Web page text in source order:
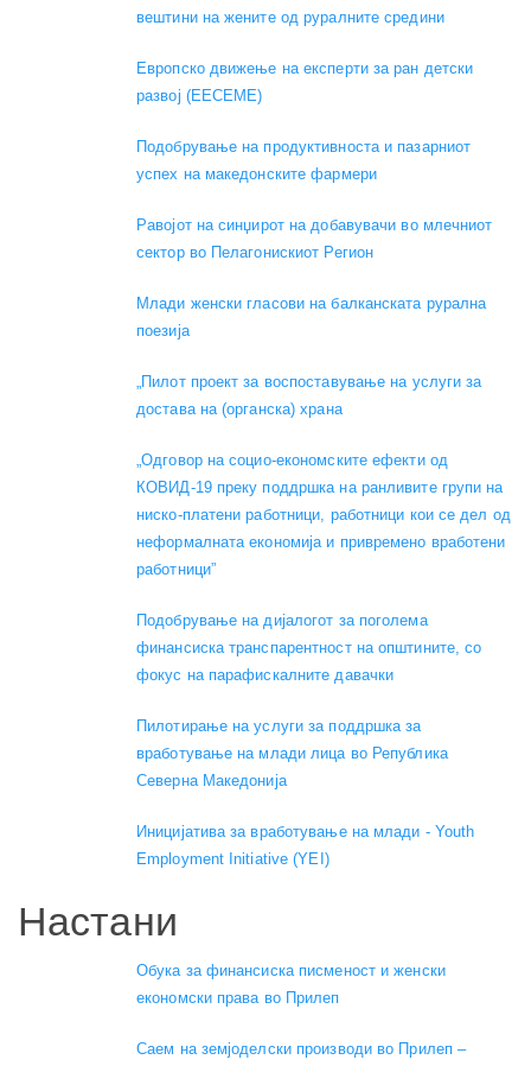
вештини на жените од руралните средини
Европско движење на експерти за ран детски
развој (EECEME)
Подобрување на продуктивноста и пазарниот
успех на македонските фармери
Равојот на синџирот на добавувачи во млечниот
сектор во Пелагонискиот Регион
Mлади женски гласови на балканската рурална
поезија
„Пилот проект за воспоставување на услуги за
достава на (органска) храна
„Одговор на социо-економските ефекти од
КОВИД-19 преку поддршка на ранливите групи на
ниско-платени работници, работници кои се дел од
неформалната економија и привремено вработени
работници”
Подобрување на дијалогот за поголема
финансиска транспарентност на општините, со
фокус на парафискалните давачки
Пилотирање на услуги за поддршка за
вработување на млади лица во Република
Северна Македонија
Иницијатива за вработување на млади - Youth
Employment Initiative (YEI)
Настани
Обука за финансиска писменост и женски
економски права во Прилеп
Саем на земјоделски производи во Прилеп –